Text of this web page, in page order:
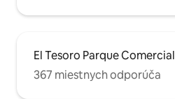
El Tesoro Parque Comercial
367 miestnych odporúča